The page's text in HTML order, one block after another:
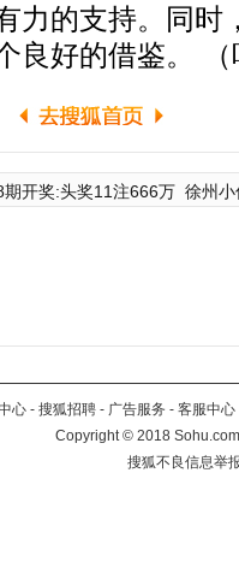
力的支持。同时
良好的借鉴。
期开奖:头奖11注666万 徐州
心 - 搜狐招聘 - 广告服务 - 客服中心
Copyright©2018
搜狐不良信息举